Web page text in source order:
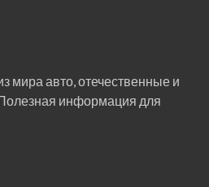
мира авто, отечественные и
информация для